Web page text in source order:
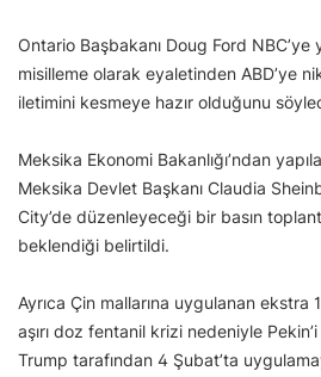
Ontario Başbakanı Doug Ford NBC’ye
misilleme olarak eyaletinden ABD’ye
iletimini kesmeye hazır olduğunu
Meksika Ekonomi Bakanlığı’ndan
Meksika Devlet Başkanı Claudia
City’de düzenleyeceği bir basın
beklendiği belirtildi.
Ayrıca Çin mallarına uygulanan ekstra
aşırı doz fentanil krizi nedeniyle
Trump tarafından 4 Şubat’ta